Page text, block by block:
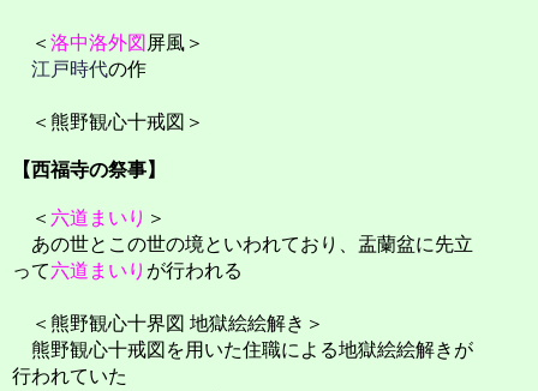
＜ 洛中洛外図 屏風＞
江戸時代の作
＜熊野観心十戒図＞
【西福寺の祭事】
＜ 六道まいり ＞
あの世とこの世の境といわれており、盂蘭盆に先立
って六道まいり が行われる
＜熊野観心十界図 地獄絵絵解き＞
熊野観心十戒図を用いた住職による地獄絵絵解きが
行われていた